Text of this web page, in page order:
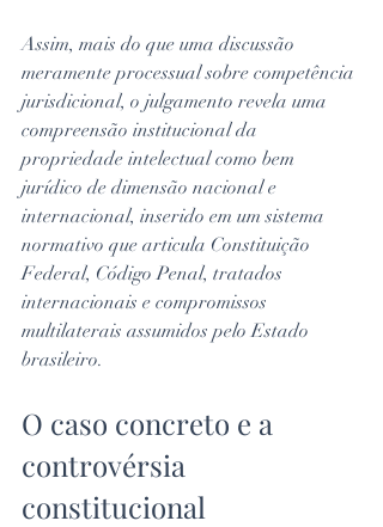
Assim, mais do que uma discussão
meramente processual sobre competência
jurisdicional, o julgamento revela uma
compreensão institucional da
propriedade intelectual como bem
jurídico de dimensão nacional e
internacional, inserido em um sistema
normativo que articula Constituição
Federal, Código Penal, tratados
internacionais e compromissos
multilaterais assumidos pelo Estado
brasileiro.
O caso concreto e a
controvérsia
constitucional